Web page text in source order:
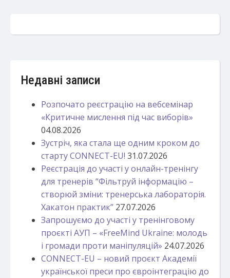
Недавні записи
Розпочато реєстрацію на вебсемінар
«Критичне мислення під час виборів»
04.08.2026
Зустріч, яка стала ще одним кроком до
старту CONNECT-EU! 31.07.2026
Реєстрація до участі у онлайн-тренінгу
для тренерів “Фільтруй інформацію –
створюй зміни: тренерська лабораторія.
Хакатон практик” 27.07.2026
Запрошуємо до участі у тренінговому
проєкті АУП – «FreeMind Ukraine: молодь
і громади проти маніпуляцій» 24.07.2026
CONNECT-EU – новий проєкт Академії
української преси про євроінтеграцію до